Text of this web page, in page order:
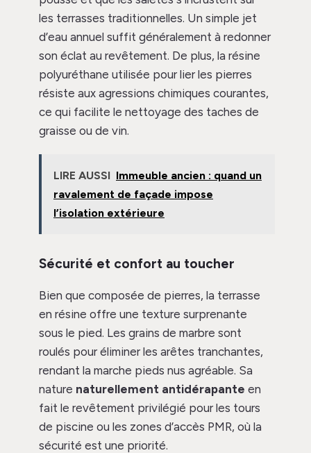
les terrasses traditionnelles. Un simple jet
d’eau annuel suffit généralement à redonner
son éclat au revêtement. De plus, la résine
polyuréthane utilisée pour lier les pierres
résiste aux agressions chimiques courantes,
ce qui facilite le nettoyage des taches de
graisse ou de vin.
LIRE AUSSI Immeuble ancien : quand un
ravalement de façade impose
l’isolation extérieure
Sécurité et confort au toucher
Bien que composée de pierres, la terrasse
en résine offre une texture surprenante
sous le pied. Les grains de marbre sont
roulés pour éliminer les arêtes tranchantes,
rendant la marche pieds nus agréable. Sa
nature naturellement antidérapante en
fait le revêtement privilégié pour les tours
de piscine ou les zones d’accès PMR, où la
sécurité est une priorité.